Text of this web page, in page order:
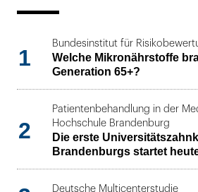
1
Bundesinstitut für
Welche Mikronährstoffe
Generation 65+?
2
Patientenbehandlung in der
Hochschule Brandenburg
Die erste
Brandenburgs startet
Deutsche Multicenterstudie